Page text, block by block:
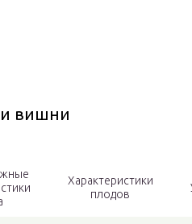
вишни
Характеристики
плодов